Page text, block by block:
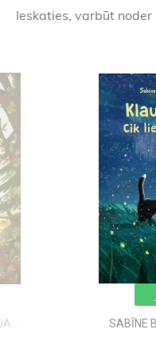
Ieskaties, varbūt noder
SABĪNE